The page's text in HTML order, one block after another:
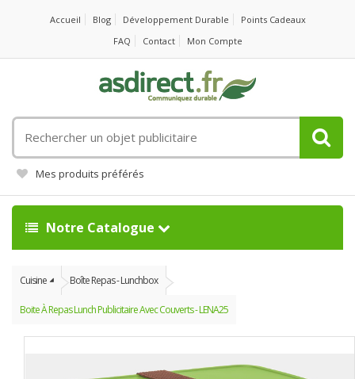
Accueil Blog Développement Durable
Points Cadeaux
FAQ
Contact Mon Compte
un
objet
publicitaire
Mes produits préférés
Notre Catalogue
Cuisine Boîte Repas - Lunchbox
Boite À Repas Lunch Publicitaire Avec Couverts - LENA25